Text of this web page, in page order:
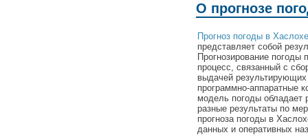
О прогнозе
Прогноз погоды в
представляет собой
Прогнозирование погоды
процесс, связанный с
выдачей
программно-аппаратные
модель погоды обладает
разные результаты по
прогноза погоды в
данных и оперативных